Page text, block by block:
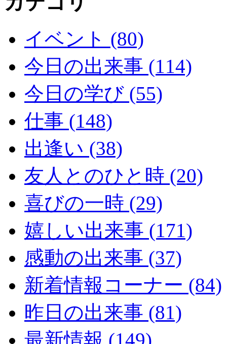
イベント (80)
今日の出来事 (114)
今日の学び (55)
仕事 (148)
出逢い (38)
友人とのひと時 (20)
喜びの一時 (29)
嬉しい出来事 (171)
感動の出来事 (37)
新着情報コーナー (84)
昨日の出来事 (81)